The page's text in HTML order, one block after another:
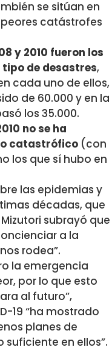
se sitúan en
catástrofes
y 2010 fueron los
de desastres,
cada uno de ellos,
de 60.000 y en la
los 35.000.
no se ha
catastrófico (con
los que sí hubo en
las epidemias y
décadas, que
subrayó que
a la
rodea”.
la emergencia
por lo que esto
al futuro”,
19 “ha mostrado
planes de
en ellos”.